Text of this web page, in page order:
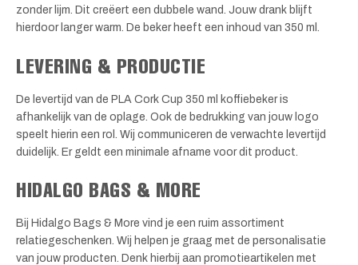
zonder lijm. Dit creëert een dubbele wand. Jouw drank blijft
hierdoor langer warm. De beker heeft een inhoud van 350 ml.
LEVERING & PRODUCTIE
De levertijd van de PLA Cork Cup 350 ml koffiebeker is
afhankelijk van de oplage. Ook de bedrukking van jouw logo
speelt hierin een rol. Wij communiceren de verwachte levertijd
duidelijk. Er geldt een minimale afname voor dit product.
HIDALGO BAGS & MORE
Bij Hidalgo Bags & More vind je een ruim assortiment
relatiegeschenken. Wij helpen je graag met de personalisatie
van jouw producten. Denk hierbij aan promotieartikelen met